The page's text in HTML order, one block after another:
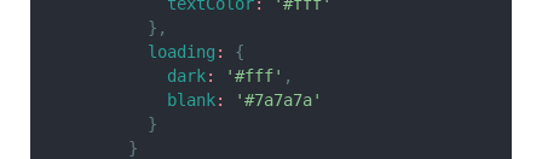
} ,
loading :
{
dark: '#fff' ,
blank:
'#7a7a7a'
}
}